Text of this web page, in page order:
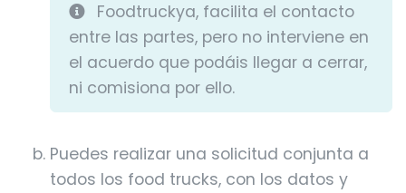
Foodtruckya, facilita el contacto
entre las partes, pero no interviene en
el acuerdo que podáis llegar a cerrar,
ni comisiona por ello.
Puedes realizar una solicitud conjunta a
todos los food trucks, con los datos y